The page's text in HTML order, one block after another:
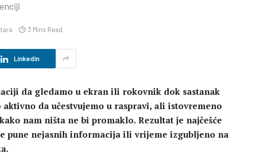
3 Mins Read
LinkedIn
da gledamo u ekran ili rokovnik dok sastanak
da učestvujemo u raspravi, ali istovremeno
nam ništa ne bi promaklo. Rezultat je najčešće
pune nejasnih informacija ili vrijeme izgubljeno na